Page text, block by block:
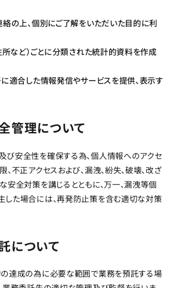
絡の上、個別にご了解をいただいた目的に利
所など）ごとに分類された統計的資料を作成
に適合した情報発信やサービスを提供、表示す
管理について
び安全性を確保する為、個人情報へのアクセ
不正アクセスおよび、漏洩、紛失、破壊、改ざ
安全対策を講じるとともに、万一、漏洩等個
した場合には、再発防止策を含む適切な対策
について
の達成の為に必要な範囲で業務を預託する場